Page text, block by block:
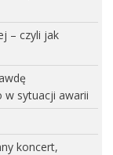
– czyli jak
w sytuacji awarii
koncert,